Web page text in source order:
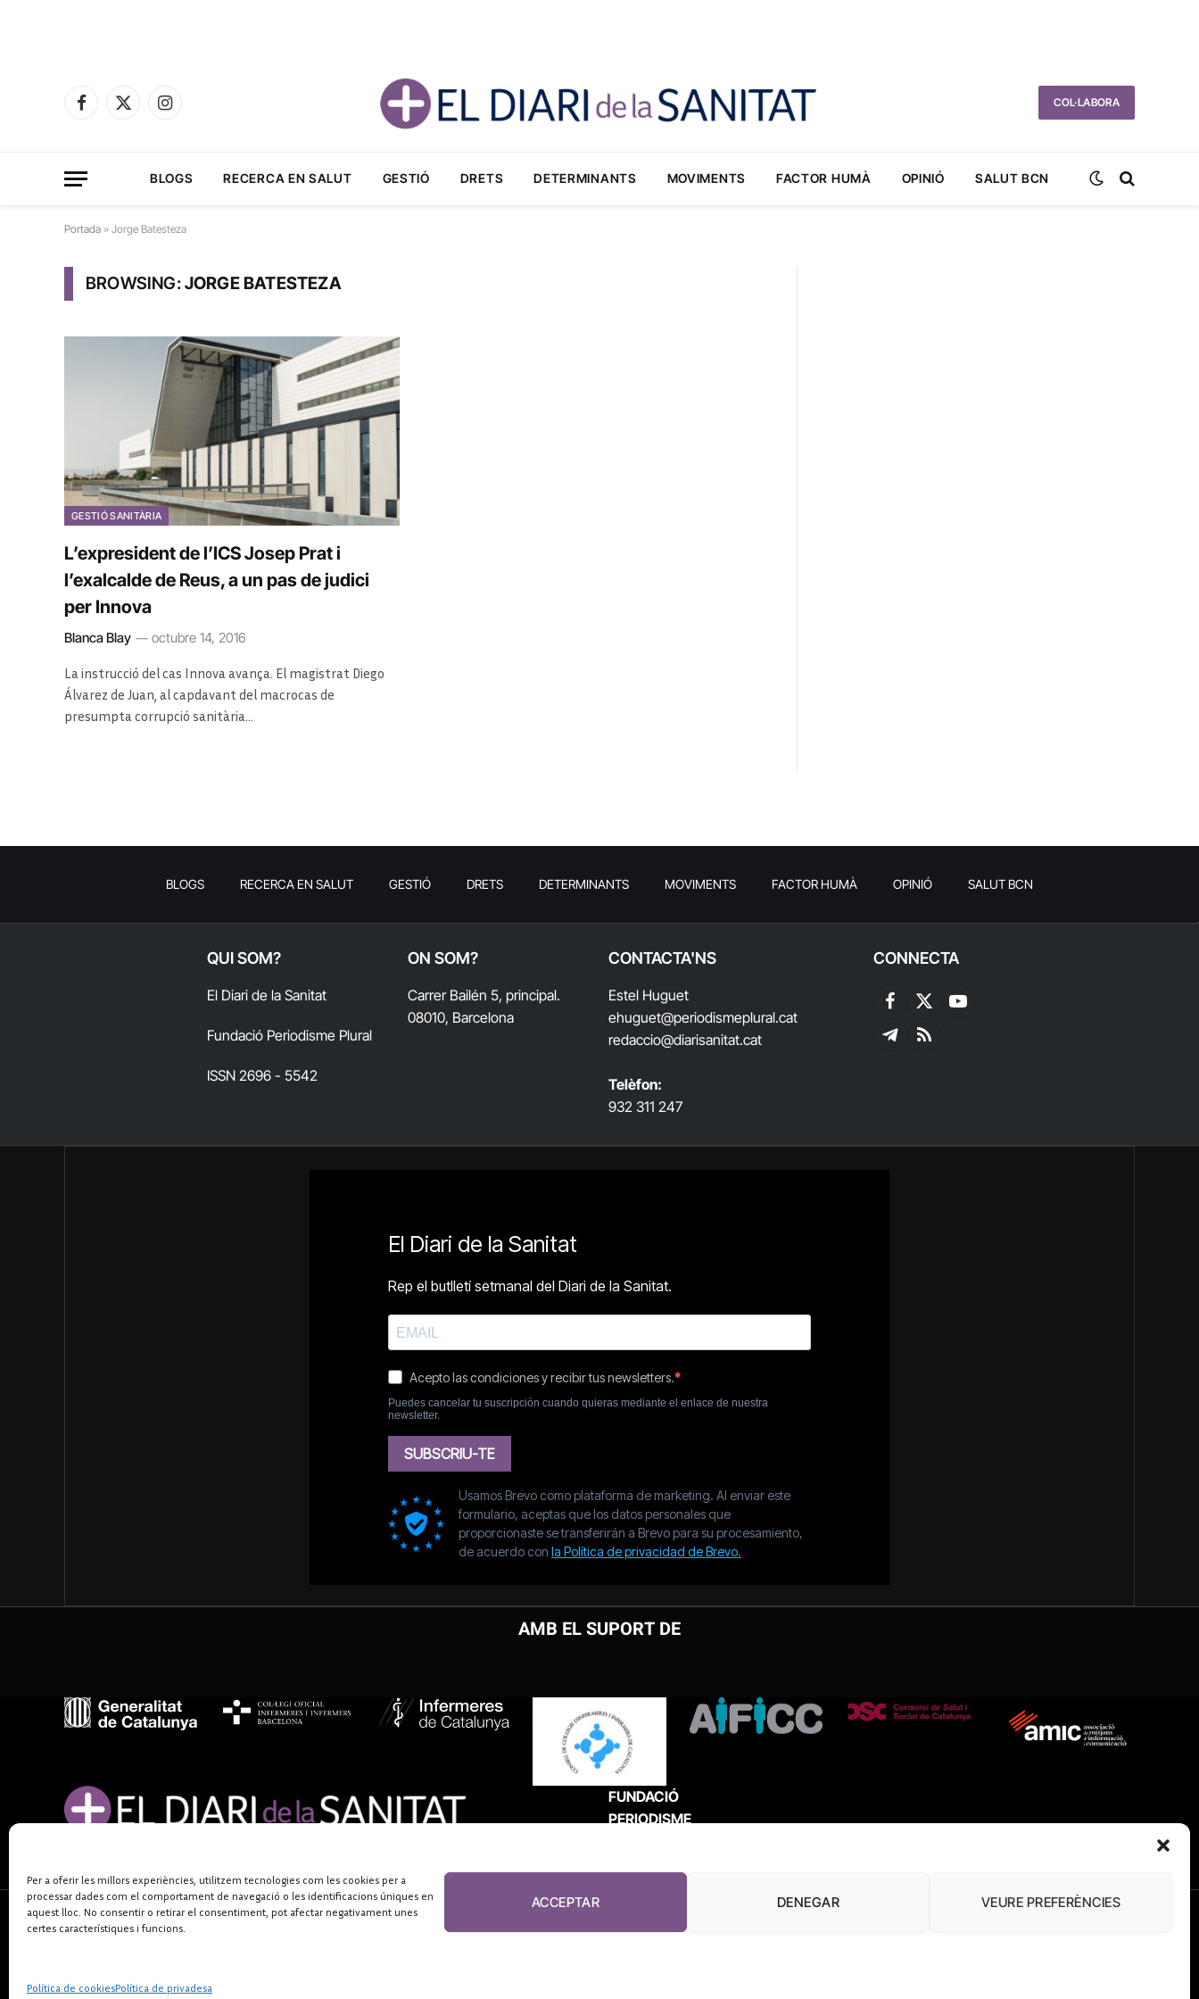
Per a oferir les millors experiències, utilitzem tecnologies com les cookies per a
processar dades com el comportament de navegació o les identificacions úniques en
aquest lloc. No consentir o retirar el consentiment, pot afectar negativament unes
certes característiques i funcions.
ACCEPTAR DENEGAR VEURE PREFERÈNCIES
Política de cookiesPolítica de privadesa
Facebook
X
Instagram
COL·LABORA
BLOGS RECERCA EN SALUT GESTIÓ DRETS DETERMINANTS MOVIMENTS FACTOR HUMÀ OPINIÓ SALUT BCN
Portada » Jorge Batesteza
BROWSING:JORGE BATESTEZA
GESTIÓ SANITÀRIA
L’expresident de l’ICS Josep Prat i
l’exalcalde de Reus, a un pas de judici
per Innova
Blanca Blay octubre 14, 2016
La instrucció del cas Innova avança. El magistrat Diego
Álvarez de Juan, al capdavant del macrocas de
presumpta corrupció sanitària…
BLOGS RECERCA EN SALUT GESTIÓ DRETS DETERMINANTS MOVIMENTS FACTOR HUMÀ OPINIÓ SALUT BCN
QUI SOM?
El Diari de la Sanitat
Fundació Periodisme Plural
ISSN 2696 - 5542
ON SOM?
Carrer Bailén 5, principal.
08010, Barcelona
CONTACTA'NS
Estel Huguet
ehuguet@periodismeplural.cat
redaccio@diarisanitat.cat
Telèfon:
932 311 247
CONNECTA
Facebook
X
(Twitter)
YouTube
TelegramRSS
AMB EL SUPORT DE
FUNDACIÓ
PERIODISME